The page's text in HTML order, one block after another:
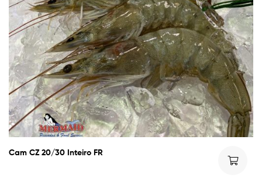
Cam CZ 20/30 Inteiro FR